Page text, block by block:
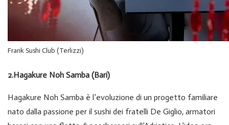
Frank Sushi Club (Terlizzi)
2.Hagakure Noh Samba (Bari)
Hagakure Noh Samba è l’evoluzione di un progetto familiare
nato dalla passione per il sushi dei fratelli De Giglio, armatori